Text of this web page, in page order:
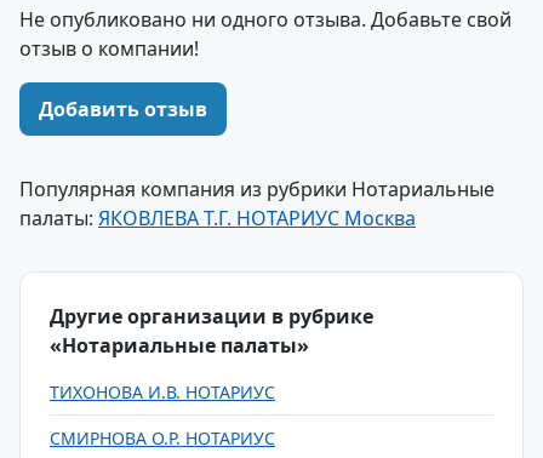
Не опубликовано ни одного отзыва. Добавьте свой
отзыв о компании!
Добавить отзыв
Популярная компания из рубрики Нотариальные
палаты: ЯКОВЛЕВА Т.Г. НОТАРИУС Москва
Другие организации в рубрике
«Нотариальные палаты»
ТИХОНОВА И.В. НОТАРИУС
СМИРНОВА О.Р. НОТАРИУС